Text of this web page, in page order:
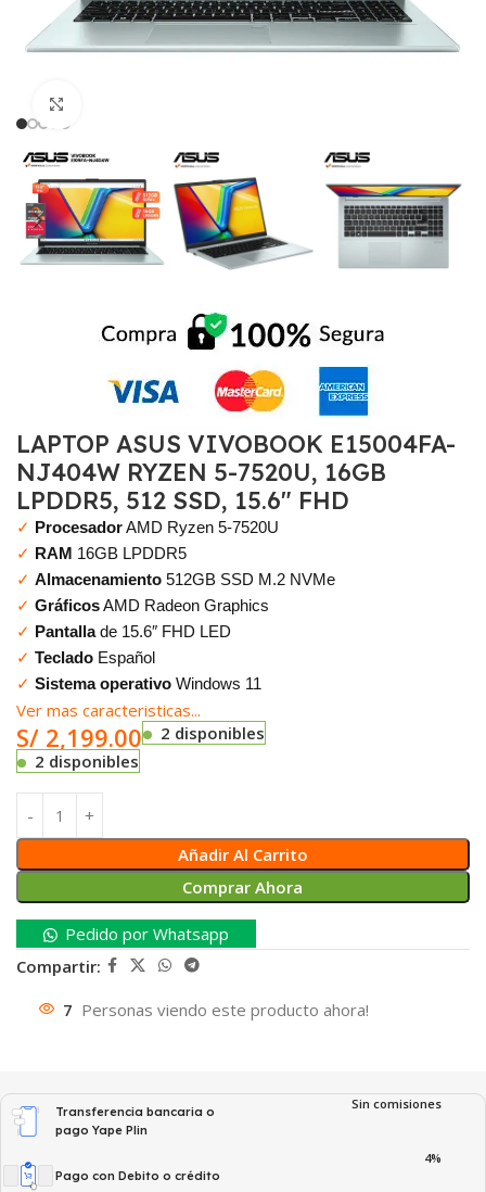
LAPTOP ASUS VIVOBOOK E15004FA-
NJ404W RYZEN 5-7520U, 16GB
LPDDR5, 512 SSD, 15.6″ FHD
✓ ProcesadorAMD Ryzen 5-7520U
✓ RAM 16GB LPDDR5
✓ Almacenamiento 512GB SSD M.2 NVMe
✓ GráficosAMD Radeon Graphics
✓ Pantallade 15.6″ FHD LED
✓ Teclado Español
✓ Sistema operativo Windows 11
Ver mas caracteristicas...
S/ 2,199.00
2 disponibles
2 disponibles
Añadir Al Carrito
Comprar Ahora
Pedido por Whatsapp
Compartir:
7 Personas viendo este producto ahora!
Transferencia bancaria o
pago Yape Plin
Sin comisiones
Pago con Debito o crédito
4%